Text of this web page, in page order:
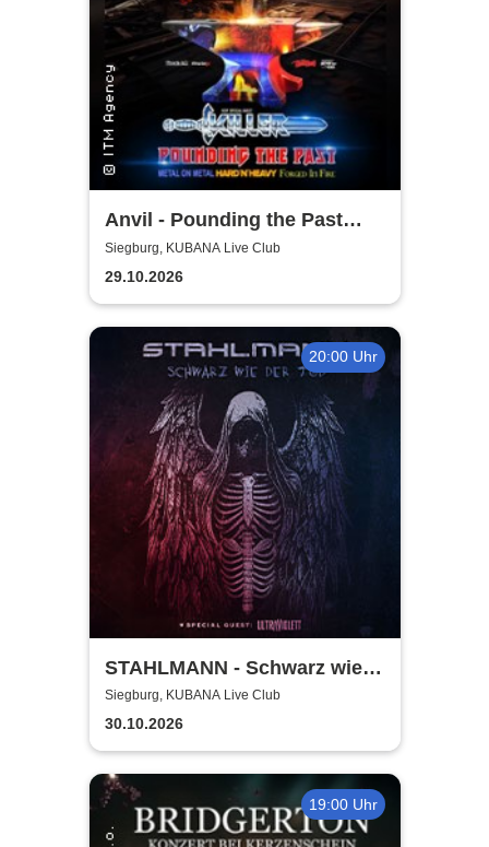
Anvil - Pounding the Past
Tour
Siegburg, KUBANA Live Club
29.10.2026
20:00 Uhr
STAHLMANN - Schwarz wie
der Tod Tour 2026
Siegburg, KUBANA Live Club
30.10.2026
19:00 Uhr